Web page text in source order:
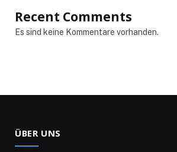
Recent Comments
Es sind keine Kommentare vorhanden.
ÜBER UNS